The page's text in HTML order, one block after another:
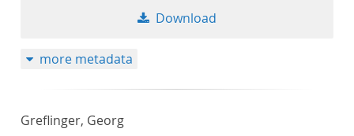
Download
more metadata
Greflinger, Georg